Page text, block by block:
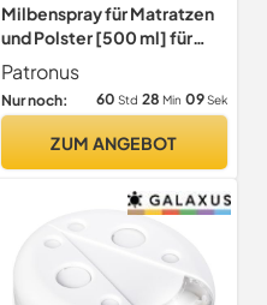
Milbenspray für Matratzen
und Polster [500 ml] für
Hausstaub-Allergiker
Patronus
Nur noch: 60 Std 28 Min 08Sek
ZUM ANGEBOT